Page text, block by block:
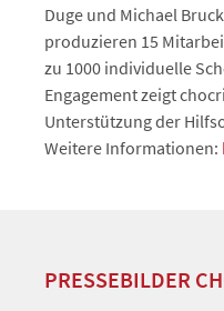
Duge und Michael
produzieren 15
zu 1000 individuelle
Engagement zeigt
Unterstützung der
Weitere Informationen:
PRESSEBILDER